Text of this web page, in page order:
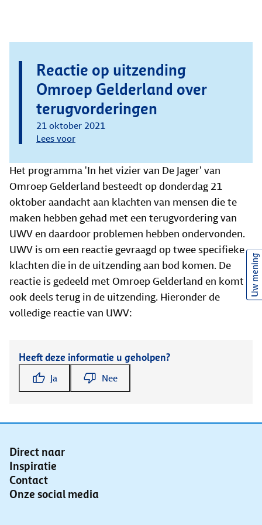
Reactie op uitzending
Omroep Gelderland over
terugvorderingen
21 oktober 2021
Lees voor
Het programma 'In het vizier van De Jager' van
Omroep Gelderland besteedt op donderdag 21
oktober aandacht aan klachten van mensen die te
maken hebben gehad met een terugvordering van
UWV en daardoor problemen hebben ondervonden.
UWV is om een reactie gevraagd op twee specifieke
klachten die in de uitzending aan bod komen. De
reactie is gedeeld met Omroep Gelderland en komt
ook deels terug in de uitzending. Hieronder de
volledige reactie van UWV:
Heeft deze informatie u geholpen?
Ja Nee
Direct naar
Inspiratie
Contact
Onze social media
Uw mening